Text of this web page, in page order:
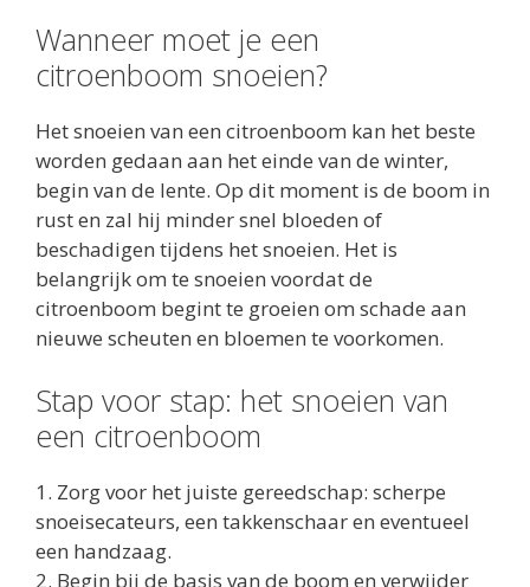
Wanneer moet je een
citroenboom snoeien?
Het snoeien van een citroenboom kan het beste
worden gedaan aan het einde van de winter,
begin van de lente. Op dit moment is de boom in
rust en zal hij minder snel bloeden of
beschadigen tijdens het snoeien. Het is
belangrijk om te snoeien voordat de
citroenboom begint te groeien om schade aan
nieuwe scheuten en bloemen te voorkomen.
Stap voor stap: het snoeien van
een citroenboom
1. Zorg voor het juiste gereedschap: scherpe
snoeisecateurs, een takkenschaar en eventueel
een handzaag.
2. Begin bij de basis van de boom en verwijder